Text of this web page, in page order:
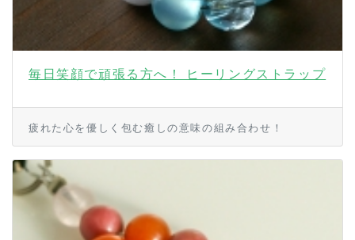
毎日笑顔で頑張る方へ！ ヒーリングストラップ
疲れた心を優しく包む癒しの意味の組み合わせ！